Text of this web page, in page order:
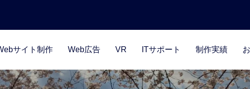
サイト制作 Web広告 VR ITサポート 制作実績